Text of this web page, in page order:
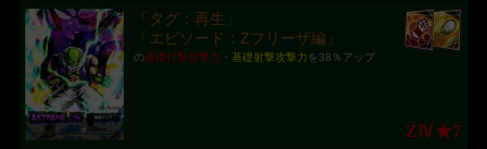
「タグ：再生」
「エピソード：Zフリーザ編」
の基礎打撃攻撃力 ・ 基礎射撃攻撃力 を38％アップ
ZⅣ★7